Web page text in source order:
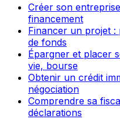
Créer son
financement
Financer un projet :
de fonds
Épargner et placer
vie, bourse
Obtenir un crédit
négociation
Comprendre sa
déclarations